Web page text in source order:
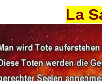
La